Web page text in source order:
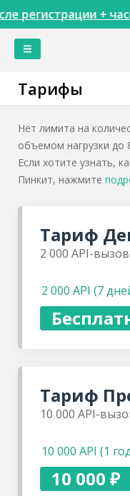
регистрации +
Кейсы
Акции
Интеграции
Инструменты
Сопоставления
Настройки
Теги
Бесплатная
консультация
Техническая
API по
Тарифы
Нет лимита на
объемом нагрузки до
Если хотите узнать,
Пинкит, нажмите
Тариф
2 000 API-
2 000 API (7
Тариф
10 000 API-
10 000 API (1
10 000 ₽